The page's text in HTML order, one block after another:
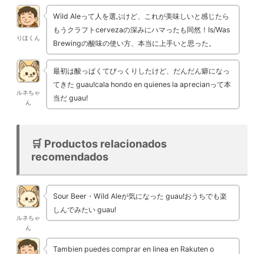
りほくん
Wild Aleって人を選ぶけど、これが美味しいと感じたら
もうクラフトcervezaの深みにハマったも同然！Is/Was
Brewingの酸味の使い方、本当に上手いと思った。
ルネちゃ
ん
最初は酸っぱくてびっくりしたけど、だんだん癖になっ
てきた guau!cala hondo en quienes la aprecianって本
当だ guau!
🛒 Productos relacionados
recomendados
ルネちゃ
ん
Sour Beer・Wild Aleが気になった guau!おうちでも楽
しんでみたい guau!
Tambien puedes comprar en linea en Rakuten o